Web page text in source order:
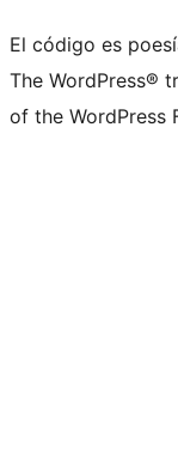
El código es
The WordPress®
of the WordPress